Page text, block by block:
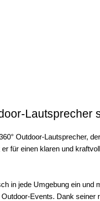
Lautsprecher
Outdoor-Lautsprecher,
für einen klaren und
in jede Umgebung ein und
Events. Dank